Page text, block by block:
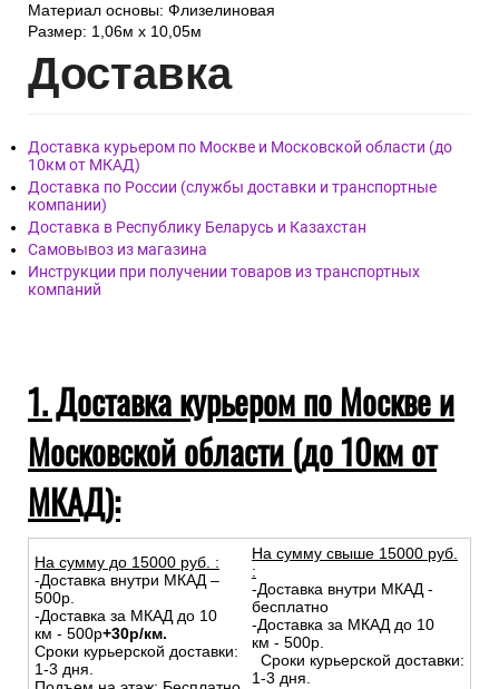
Материал основы: Флизелиновая
Размер: 1,06м х 10,05м
Доставка
Доставка курьером по Москве и Московской области (до
10км от МКАД)
Доставка по России (службы доставки и транспортные
компании)
Доставка в Республику Беларусь и Казахстан
Самовывоз из магазина
Инструкции при получении товаров из транспортных
компаний
1. Доставка курьером по Москве и
Московской области (до 10км от
МКАД):
На сумму до 15000 руб. :
-Доставка внутри МКАД –
500р.
-Доставка за МКАД до 10
км - 500р+30р/км.
Сроки курьерской доставки:
1-3 дня.
На сумму свыше 15000 руб.
:
-Доставка внутри МКАД -
бесплатно
-Доставка за МКАД до 10
км - 500р.
Сроки курьерской доставки:
1-3 дня.